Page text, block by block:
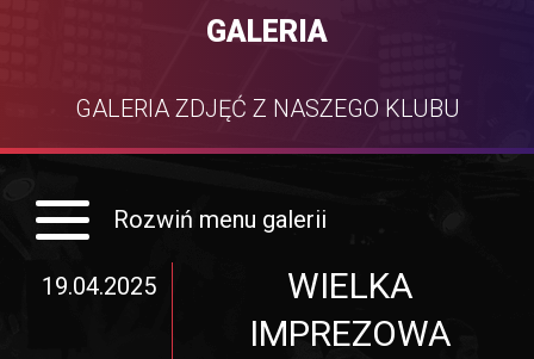
GALERIA
GALERIA ZDJĘĆ Z NASZEGO KLUBU
Rozwiń menu galerii
19.04.2025
WIELKA
IMPREZOWA